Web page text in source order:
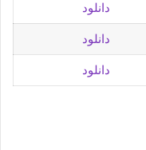
دانلود
دانلود
دانلود